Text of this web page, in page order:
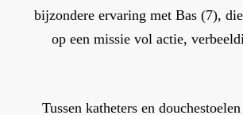
bijzondere ervaring met Bas (7),
op een missie vol actie,
Tussen katheters en